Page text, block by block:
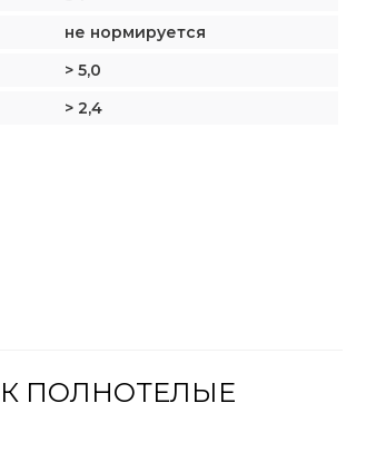
не нормируется
> 5,0
> 2,4
ПОЛНОТЕЛЫЕ